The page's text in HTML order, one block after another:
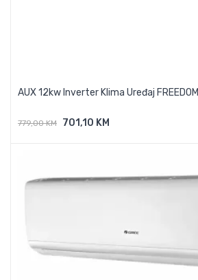
AUX 12kw Inverter Klima Uređaj FREEDOM
779,00 KM 701,10 KM
Dodaj U Košaricu